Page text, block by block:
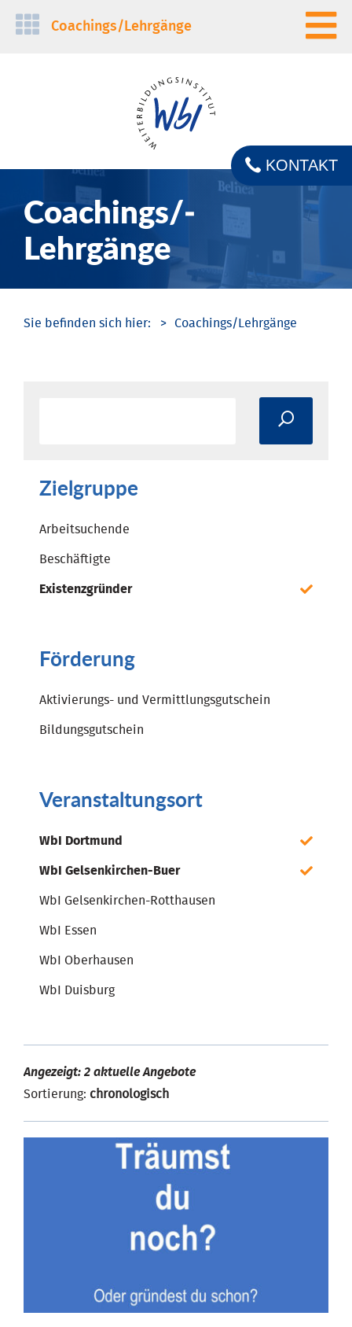
Navigation
Coachings/­Lehrgänge
Coachings/­
Lehrgänge
KONTAKT
Coachings/­Lehrgänge
Zielgruppe
Arbeitsuchende
Beschäftigte
Existenzgründer
Förderung
Aktivierungs- und Vermittlungsgutschein
Bildungsgutschein
Veranstaltungsort
WbI Dortmund
WbI Gelsenkirchen-Buer
WbI Gelsenkirchen-Rotthausen
WbI Essen
WbI Oberhausen
WbI Duisburg
Angezeigt: 2 aktuelle Angebote
Sortierung: chronologisch